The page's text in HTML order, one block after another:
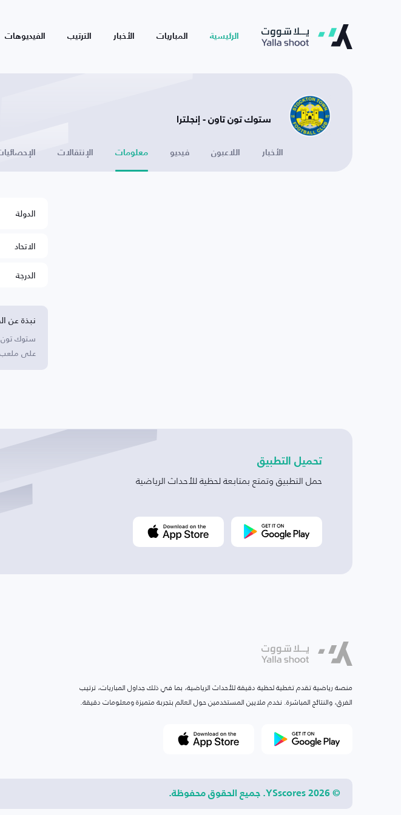
الرئيسية المباريات الأخبار الترتيب الفيديوهات
ستوك تون تاون - إنجلترا
الأخبار اللاعبون فيديو معلومات الإنتقالات
الدولة
الاتحاد
الدرجة
نبذة عن
ستوك تون
على ملعب
تحميل التطبيق
حمل التطبيق وتمتع بمتابعة لحظية للأحداث الرياضية
منصة رياضية تقدم تغطية لحظية دقيقة للأحداث الرياضية، بما في ذلك جداول المباريات، ترتيب
الفرق، والنتائج المباشرة. نخدم ملايين المستخدمين حول العالم بتجربة متميزة ومعلومات دقيقة.
© 2026 YSscores. جميع الحقوق محفوظة.